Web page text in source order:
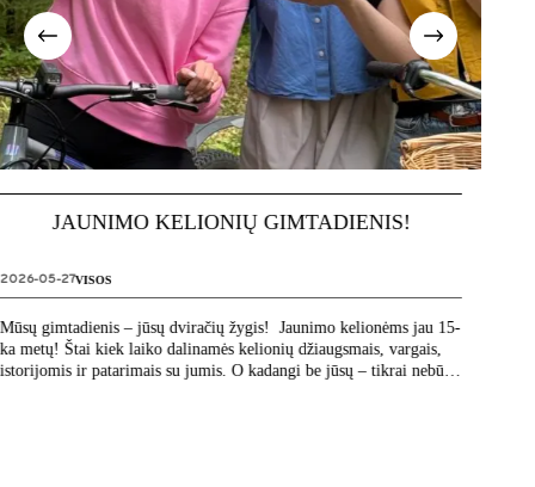
jau 15-
vargais,
nebūtų
ONLINE RENGINIAI DARBAS IR
Ar vis galvoji, svajoji ir dvejoji, ar verta vykti į Australiją?
Kviečiame į seriją online susitikimų, vyksiančių kiekvieną